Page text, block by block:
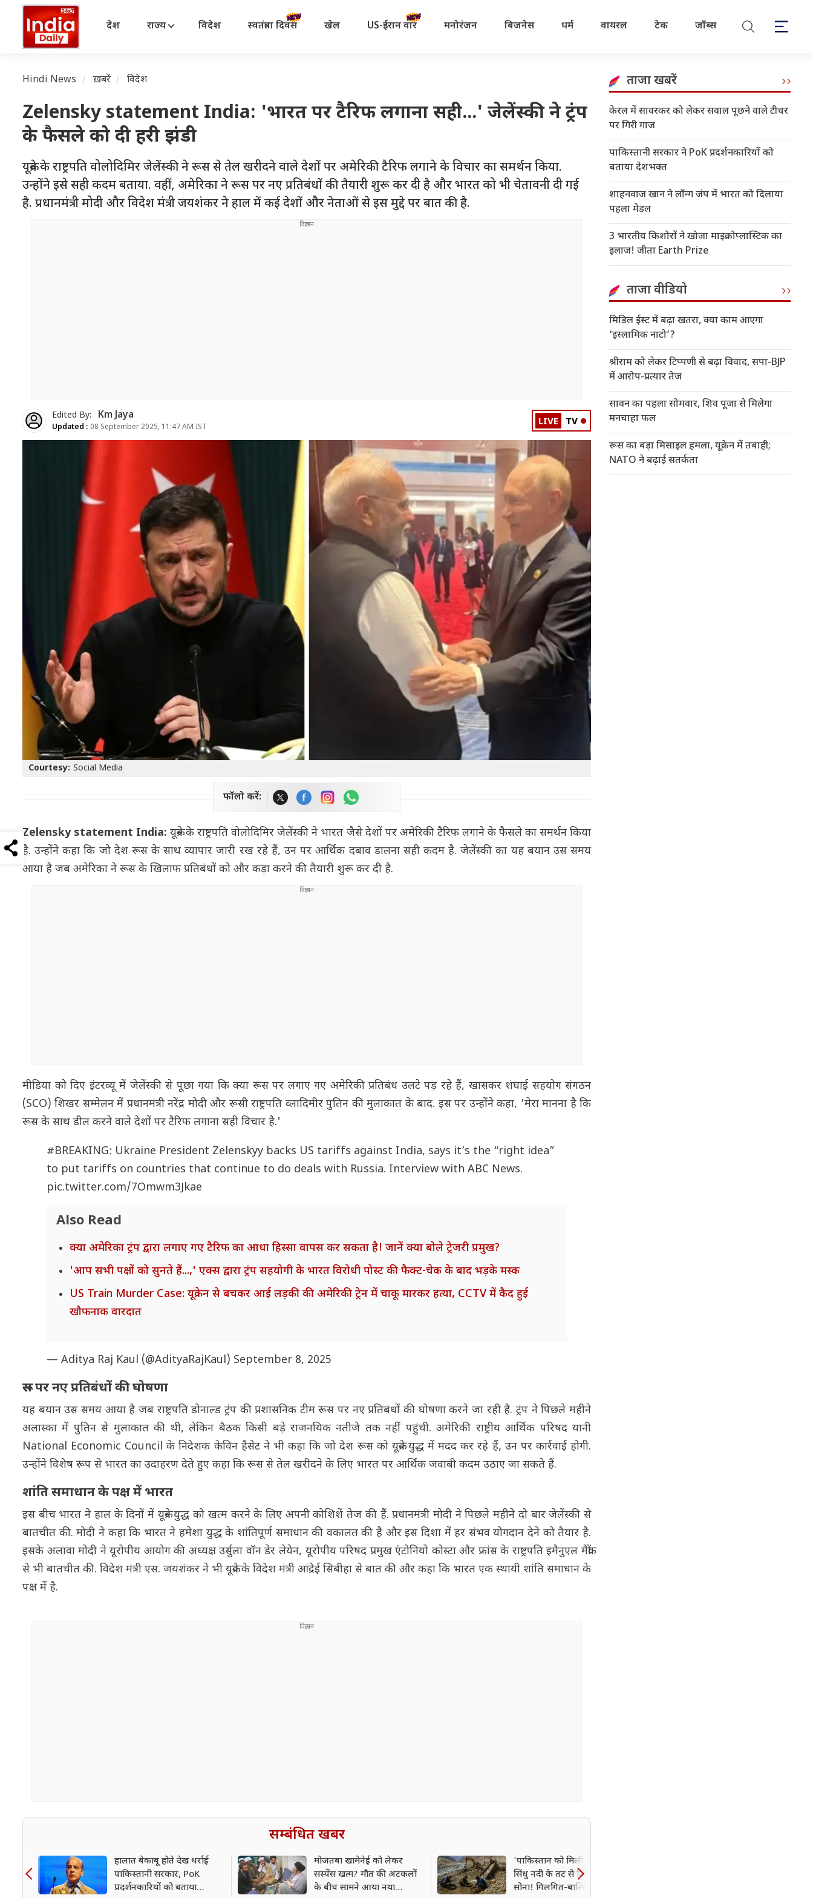
देश राज्य विदेश स्वतंत्रता दिवस खेल US-ईरान वॉर मनोरंजन बिजनेस धर्म वायरल टेक जॉब्स
Hindi News ख़बरें विदेश
Zelensky statement India: 'भारत पर टैरिफ लगाना सही...' जेलेंस्की ने ट्रंप
के फैसले को दी हरी झंडी
यूक्रेन के राष्ट्रपति वोलोदिमिर जेलेंस्की ने रूस से तेल खरीदने वाले देशों पर अमेरिकी टैरिफ लगाने के विचार का समर्थन किया.
उन्होंने इसे सही कदम बताया. वहीं, अमेरिका ने रूस पर नए प्रतिबंधों की तैयारी शुरू कर दी है और भारत को भी चेतावनी दी गई
है. प्रधानमंत्री मोदी और विदेश मंत्री जयशंकर ने हाल में कई देशों और नेताओं से इस मुद्दे पर बात की है.
Edited By: Km Jaya
Updated : 08 September 2025, 11:47 AM IST LIVE TV
Courtesy: Social Media
फॉलो करें:
Zelensky statement India: यूक्रेन के राष्ट्रपति वोलोदिमिर जेलेंस्की ने भारत जैसे देशों पर अमेरिकी टैरिफ लगाने के फैसले का समर्थन किया
है. उन्होंने कहा कि जो देश रूस के साथ व्यापार जारी रख रहे हैं, उन पर आर्थिक दबाव डालना सही कदम है. जेलेंस्की का यह बयान उस समय
आया है जब अमेरिका ने रूस के खिलाफ प्रतिबंधों को और कड़ा करने की तैयारी शुरू कर दी है.
मीडिया को दिए इंटरव्यू में जेलेंस्की से पूछा गया कि क्या रूस पर लगाए गए अमेरिकी प्रतिबंध उलटे पड़ रहे हैं, खासकर शंघाई सहयोग संगठन
(SCO) शिखर सम्मेलन में प्रधानमंत्री नरेंद्र मोदी और रूसी राष्ट्रपति व्लादिमीर पुतिन की मुलाकात के बाद. इस पर उन्होंने कहा, 'मेरा मानना है कि
रूस के साथ डील करने वाले देशों पर टैरिफ लगाना सही विचार है.'
#BREAKING: Ukraine President Zelenskyy backs US tariffs against India, says it’s the “right idea”
to put tariffs on countries that continue to do deals with Russia. Interview with ABC News.
pic.twitter.com/7Omwm3Jkae
Also Read
क्या अमेरिका ट्रंप द्वारा लगाए गए टैरिफ का आधा हिस्सा वापस कर सकता है! जानें क्या बोले ट्रेजरी प्रमुख?
'आप सभी पक्षों को सुनते हैं...,' एक्स द्वारा ट्रंप सहयोगी के भारत विरोधी पोस्ट की फैक्ट-चेक के बाद भड़के मस्क
US Train Murder Case: यूक्रेन से बचकर आई लड़की की अमेरिकी ट्रेन में चाकू मारकर हत्या, CCTV में कैद हुई
खौफनाक वारदात
— Aditya Raj Kaul (@AdityaRajKaul) September 8, 2025
रूस पर नए प्रतिबंधों की घोषणा
यह बयान उस समय आया है जब राष्ट्रपति डोनाल्ड ट्रंप की प्रशासनिक टीम रूस पर नए प्रतिबंधों की घोषणा करने जा रही है. ट्रंप ने पिछले महीने
अलास्का में पुतिन से मुलाकात की थी, लेकिन बैठक किसी बड़े राजनयिक नतीजे तक नहीं पहुंची. अमेरिकी राष्ट्रीय आर्थिक परिषद यानी
National Economic Council के निदेशक केविन हैसेट ने भी कहा कि जो देश रूस को यूक्रेन युद्ध में मदद कर रहे हैं, उन पर कार्रवाई होगी.
उन्होंने विशेष रूप से भारत का उदाहरण देते हुए कहा कि रूस से तेल खरीदने के लिए भारत पर आर्थिक जवाबी कदम उठाए जा सकते हैं.
शांति समाधान के पक्ष में भारत
इस बीच भारत ने हाल के दिनों में यूक्रेन युद्ध को खत्म करने के लिए अपनी कोशिशें तेज की हैं. प्रधानमंत्री मोदी ने पिछले महीने दो बार जेलेंस्की से
बातचीत की. मोदी ने कहा कि भारत ने हमेशा युद्ध के शांतिपूर्ण समाधान की वकालत की है और इस दिशा में हर संभव योगदान देने को तैयार है.
इसके अलावा मोदी ने यूरोपीय आयोग की अध्यक्ष उर्सुला वॉन डेर लेयेन, यूरोपीय परिषद प्रमुख एंटोनियो कोस्टा और फ्रांस के राष्ट्रपति इमैनुएल मैक्रों
से भी बातचीत की. विदेश मंत्री एस. जयशंकर ने भी यूक्रेन के विदेश मंत्री आंद्रेई सिबीहा से बात की और कहा कि भारत एक स्थायी शांति समाधान के
पक्ष में है.
सम्बंधित खबर
हालात बेकाबू होते देख थर्राई
पाकिस्तानी सरकार, PoK
प्रदर्शनकारियों को बताया
मोजतबा खामेनेई को लेकर
सस्पेंस खत्म? मौत की अटकलों
के बीच सामने आया नया
'पाकिस्तान को मिली नई आस',
सिंधु नदी के तट से निकल रहा
सोना! गिलगित-बाल्टिस्तान में
ताजा खबरें
केरल में सावरकर को लेकर सवाल पूछने वाले टीचर
पर गिरी गाज
पाकिस्तानी सरकार ने PoK प्रदर्शनकारियों को
बताया देशभक्त
शाहनवाज खान ने लॉन्ग जंप में भारत को दिलाया
पहला मेडल
3 भारतीय किशोरों ने खोजा माइक्रोप्लास्टिक का
इलाज! जीता Earth Prize
ताजा वीडियो
मिडिल ईस्ट में बढ़ा खतरा, क्या काम आएगा
‘इस्लामिक नाटो’?
श्रीराम को लेकर टिप्पणी से बढ़ा विवाद, सपा-BJP
में आरोप-प्रत्यार तेज
सावन का पहला सोमवार, शिव पूजा से मिलेगा
मनचाहा फल
रूस का बड़ा मिसाइल हमला, यूक्रेन में तबाही;
NATO ने बढ़ाई सतर्कता